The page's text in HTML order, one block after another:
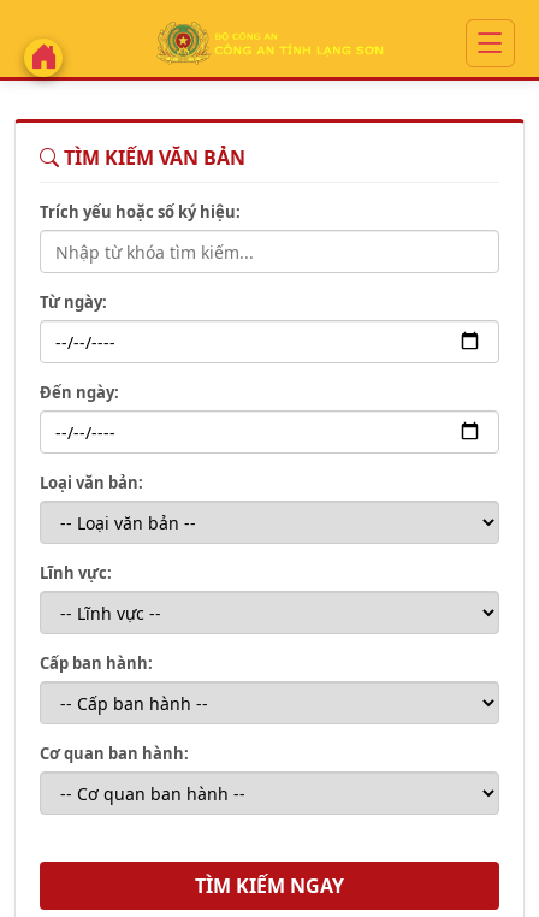
TÌM KIẾM VĂN BẢN
Trích yếu hoặc số ký hiệu:
Từ ngày:
Đến ngày:
Loại văn bản:
Lĩnh vực:
Cấp ban hành:
Cơ quan ban hành: